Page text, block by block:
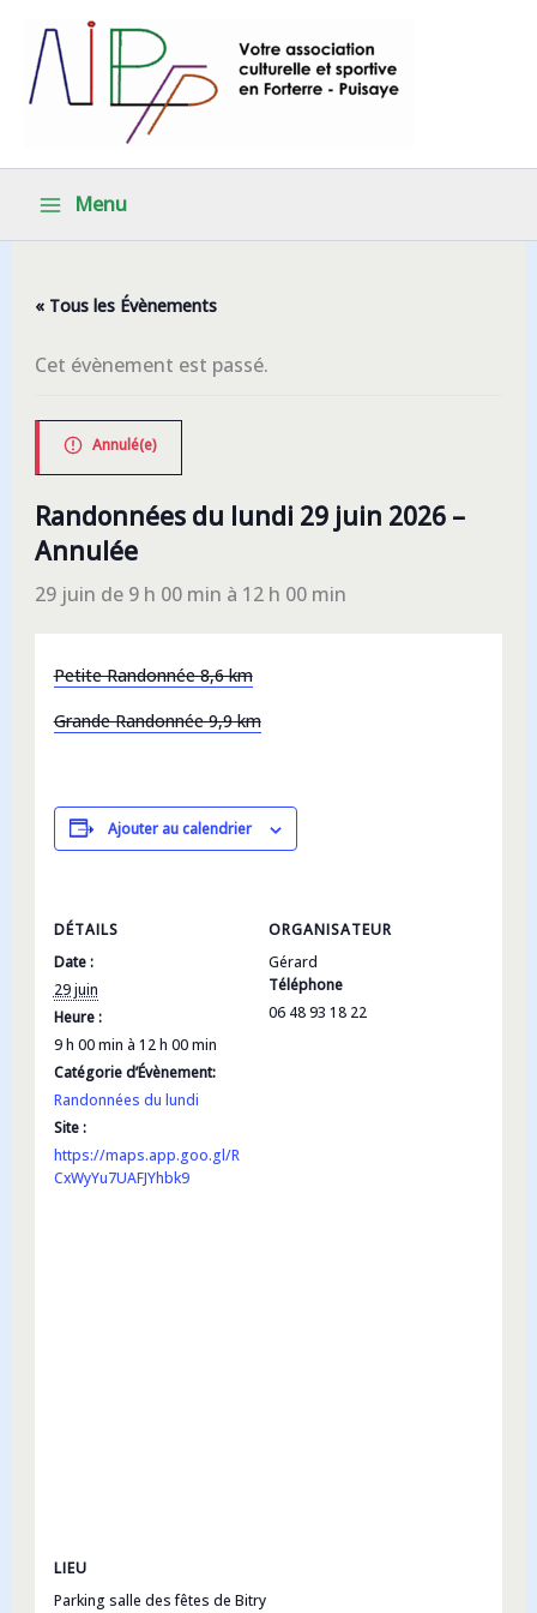
contenu
Menu
« Tous les Évènements
Cet évènement est passé.
Annulé(e)
Randonnées du lundi 29 juin 2026 –
Annulée
29 juin de 9 h 00 min à 12 h 00 min
Petite Randonnée 8,6 km
Grande Randonnée 9,9 km
Ajouter au calendrier
DÉTAILS
Date :
29 juin
Heure :
9 h 00 min à 12 h 00 min
Catégorie d’Évènement:
Randonnées du lundi
Site :
https://maps.app.goo.gl/R
CxWyYu7UAFJYhbk9
ORGANISATEUR
Gérard
Téléphone
06 48 93 18 22
LIEU
Parking salle des fêtes de Bitry